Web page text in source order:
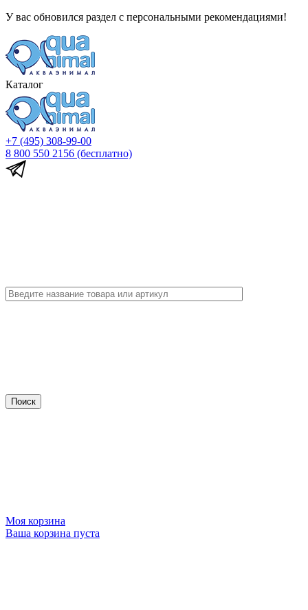
У вас обновился раздел с персональными рекомендациями!
Каталог
+7 (495) 308-99-00
8 800 550 2156 (бесплатно)
Моя корзина
Ваша корзина пуста